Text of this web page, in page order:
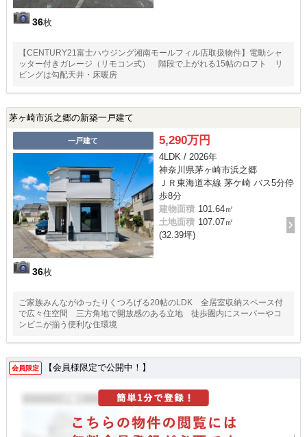
36枚
【CENTURY21富士ハウジング湘南モールフィル店取扱物件】電動シャ
ッター付きガレージ（リモコン式） 階段で上がれる15帖のロフト リ
ビングは勾配天井・床暖房
茅ヶ崎市浜之郷の新築一戸建て
一戸建て
36枚
5,290万円
4LDK / 2026年
神奈川県茅ヶ崎市浜之郷
ＪＲ東海道本線 茅ケ崎 バス5分停
歩8分
建物面積 101.64㎡
土地面積 107.07㎡
(32.39坪)
ご家族みんながゆったりくつろげる20帖のLDK 全居室収納スペース付
で広々住空間 三方角地で開放感のある立地 徒歩圏内にスーパーやコ
ンビニが揃う便利な住環境
会員限定 【会員様限定で公開中！】